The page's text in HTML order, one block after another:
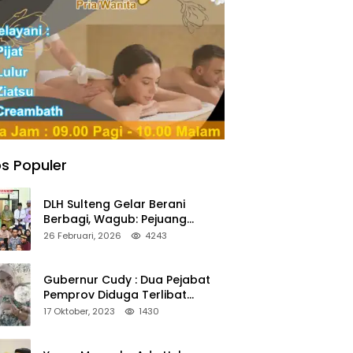
Populer
DLH Sulteng Gelar Berani
Berbagi, Wagub: Pejuang
Lingkungan Harus Jadi Teladan
26 Februari, 2026 4243
Gubernur Cudy : Dua Pejabat
Pemprov Diduga Terlibat
Asmara Terlarang Sudah di
17 Oktober, 2023 1430